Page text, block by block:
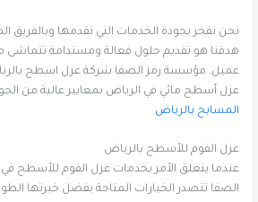
نحن نفخر بجودة الخدمات التي نقدمها وبالفريق
هدفنا هو تقديم حلول فعالة ومستدامة
عميل. مؤسسة رمز الصفا شركة عزل اسطح
عزل أسطح مائي في الرياض بمعايير عالية من
المسابح بالرياض
عزل الفوم للأسطح بالرياض
عندما يتعلق الأمر بخدمات عزل الفوم للأسطح
الصفا تتصدر الخيارات المتاحة بفضل خبرتها